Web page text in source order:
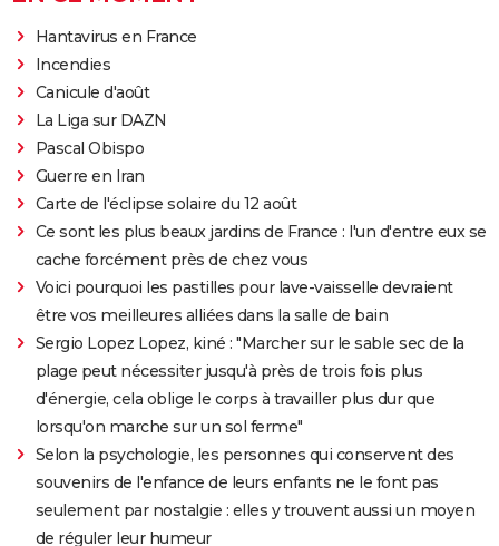
Hantavirus en France
Incendies
Canicule d'août
La Liga sur DAZN
Pascal Obispo
Guerre en Iran
Carte de l'éclipse solaire du 12 août
Ce sont les plus beaux jardins de France : l'un d'entre eux se
cache forcément près de chez vous
Voici pourquoi les pastilles pour lave-vaisselle devraient
être vos meilleures alliées dans la salle de bain
Sergio Lopez Lopez, kiné : "Marcher sur le sable sec de la
plage peut nécessiter jusqu'à près de trois fois plus
d'énergie, cela oblige le corps à travailler plus dur que
lorsqu'on marche sur un sol ferme"
Selon la psychologie, les personnes qui conservent des
souvenirs de l'enfance de leurs enfants ne le font pas
seulement par nostalgie : elles y trouvent aussi un moyen
de réguler leur humeur